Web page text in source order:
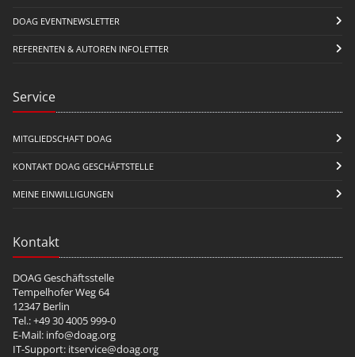
DOAG EVENTNEWSLETTER
REFERENTEN & AUTOREN INFOLETTER
Service
MITGLIEDSCHAFT DOAG
KONTAKT DOAG GESCHÄFTSTELLE
MEINE EINWILLIGUNGEN
Kontakt
DOAG Geschäftsstelle
Tempelhofer Weg 64
12347 Berlin
Tel.: +49 30 4005 999-0
E-Mail: info@doag.org
IT-Support: itservice@doag.org